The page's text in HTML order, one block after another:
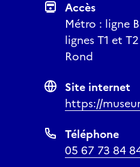
Accès
Métro : ligne
lignes T1 et
Rond
Site internet
https://
Téléphone
05 67 73 84